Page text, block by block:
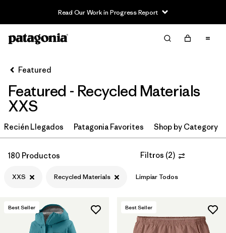
Read Our Work in Progress Report
Filter & Sort Limpiar Todos
Ordenar Por
Filtrar por
Category
Filtrar por
Price
Filtrar por
Featured
Featured - Recycled Materials
XXS
Recién Llegados Patagonia Favorites Shop by Category
180 Productos Filtros (2)
XXS Recycled Materials Limpiar Todos
Best Seller Best Seller